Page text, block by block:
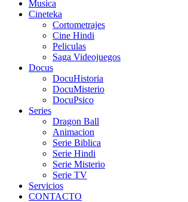
Musica
Cineteka
Cortometrajes
Cine Hindi
Peliculas
Saga Videojuegos
Docus
DocuHistoria
DocuMisterio
DocuPsico
Series
Dragon Ball
Animacion
Serie Biblica
Serie Hindi
Serie Misterio
Serie TV
Servicios
CONTACTO